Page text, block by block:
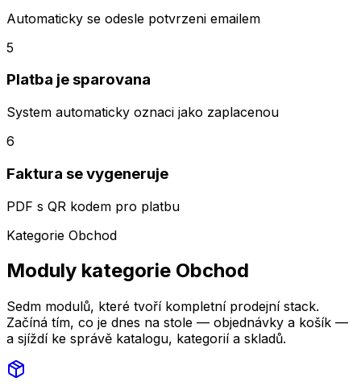
Automaticky se odesle potvrzeni emailem
5
Platba je sparovana
System automaticky oznaci jako zaplacenou
6
Faktura se vygeneruje
PDF s QR kodem pro platbu
Kategorie Obchod
Moduly kategorie Obchod
Sedm modulů, které tvoří kompletní prodejní stack.
Začíná tím, co je dnes na stole — objednávky a košík —
a sjíždí ke správě katalogu, kategorií a skladů.